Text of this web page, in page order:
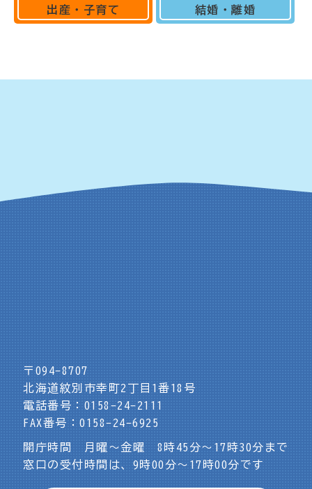
出産・子育て 結婚・離婚
〒094-8707
北海道紋別市幸町2丁目1番18号
電話番号：0158-24-2111
FAX番号：0158-24-6925
開庁時間 月曜～金曜 8時45分～17時30分まで
窓口の受付時間は、9時00分～17時00分です